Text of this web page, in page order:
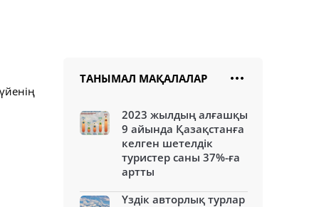
ТАНЫМАЛ МАҚАЛАЛАР
2023 жылдың алғашқы
9 айында Қазақстанға
келген шетелдік
туристер саны 37%-ға
артты
Үздік авторлық турлар